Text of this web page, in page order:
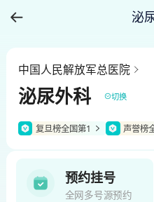
泌
中国人民解放军总医院
泌尿外科 切换
复旦榜全国第1 声誉榜
预约挂号
全网多号源预约